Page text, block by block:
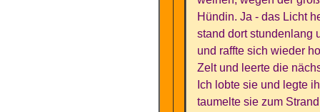
Hündin. Ja - das Licht
stand dort stundenlang
und raffte sich wieder
Zelt und leerte die
Ich lobte sie und legte
taumelte sie zum